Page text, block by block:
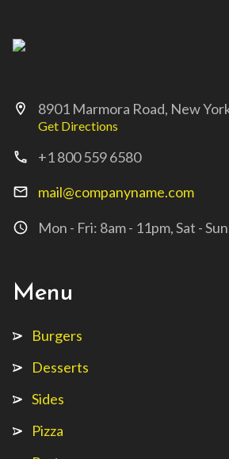
location_on 8901 Marmora Road, New
Get Directions
call +1 800 559 6580
mail_outline mail@companyname.com
access_time Mon - Fri: 8am - 11pm, Sat -
Menu
Burgers
Desserts
Sides
Pizza